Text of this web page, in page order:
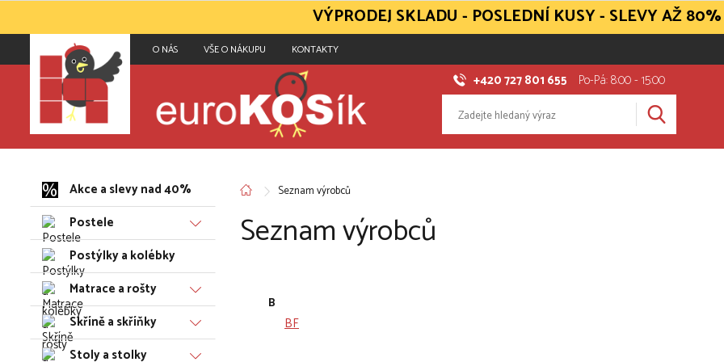
O NÁS VŠE O NÁKUPU KONTAKTY
+420 727 801 655 Po-Pá: 8:00 - 15:00
Akce a slevy nad 40%
Postele
Postýlky a kolébky
Matrace a rošty
Skříně a skříňky
Stoly a stolky
Seznam výrobců
Seznam výrobců
B
BF
VÝPRODEJ SKLADU - POSLEDNÍ KUSY - SLEVY AŽ